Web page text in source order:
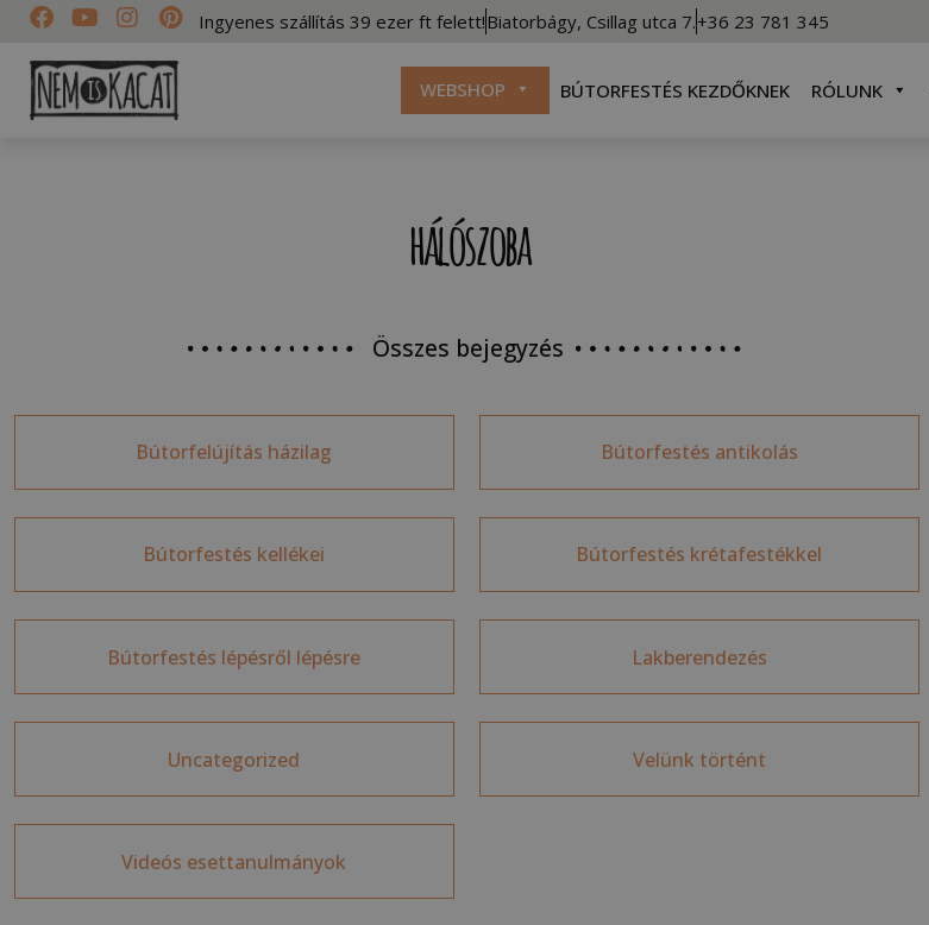
Ingyenes szállítás 39 ezer ft felett!Biatorbágy, Csillag utca 7.+36 23 781 345
WEBSHOP BÚTORFESTÉS KEZDŐKNEK RÓLUNK
hálószoba
Összes bejegyzés
Bútorfelújítás házilag Bútorfestés antikolás
Bútorfestés kellékei Bútorfestés krétafestékkel
Bútorfestés lépésről lépésre Lakberendezés
Uncategorized Velünk történt
Videós esettanulmányok